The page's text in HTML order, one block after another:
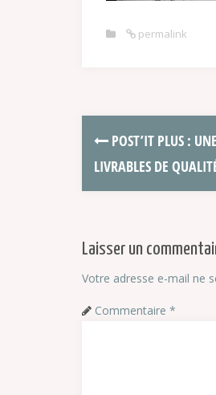
permalink
POST’IT PLUS :
LIVRABLES DE
Laisser un
Votre adresse e-mail ne
Commentaire *